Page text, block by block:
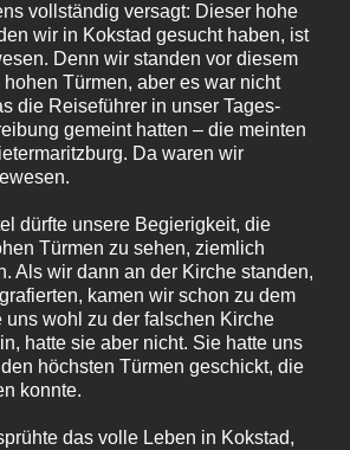
vollständig versagt: Dieser hohe
wir in Kokstad gesucht haben, ist
Denn wir standen vor diesem
Türmen, aber es war nicht
die Reiseführer in unser Tages-
gemeint hatten – die meinten
Da waren wir
dürfte unsere Begierigkeit, die
Türmen zu sehen, ziemlich
Als wir dann an der Kirche standen,
kamen wir schon zu dem
uns wohl zu der falschen Kirche
hatte sie aber nicht. Sie hatte uns
höchsten Türmen geschickt, die
konnte.
das volle Leben in Kokstad,